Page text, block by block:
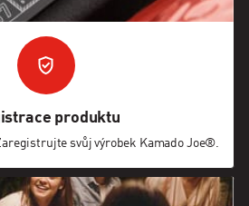
produktu
svůj výrobek Kamado Joe®.